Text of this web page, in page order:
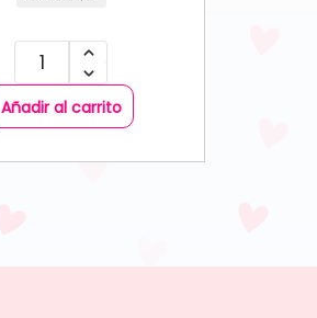
Añadir al carrito